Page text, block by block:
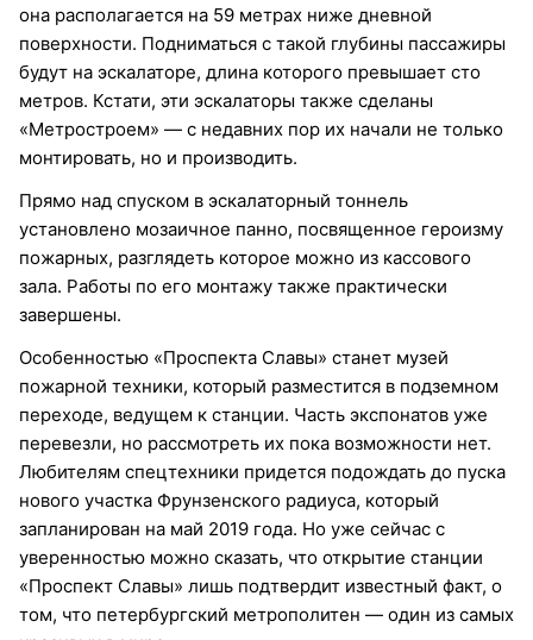
она располагается на 59 метрах ниже дневной
поверхности. Подниматься с такой глубины пассажиры
будут на эскалаторе, длина которого превышает сто
метров. Кстати, эти эскалаторы также сделаны
«Метростроем» — с недавних пор их начали не только
монтировать, но и производить.
Прямо над спуском в эскалаторный тоннель
установлено мозаичное панно, посвященное героизму
пожарных, разглядеть которое можно из кассового
зала. Работы по его монтажу также практически
завершены.
Особенностью «Проспекта Славы» станет музей
пожарной техники, который разместится в подземном
переходе, ведущем к станции. Часть экспонатов уже
перевезли, но рассмотреть их пока возможности нет.
Любителям спецтехники придется подождать до пуска
нового участка Фрунзенского радиуса, который
запланирован на май 2019 года. Но уже сейчас с
уверенностью можно сказать, что открытие станции
«Проспект Славы» лишь подтвердит известный факт, о
том, что петербургский метрополитен — один из самых